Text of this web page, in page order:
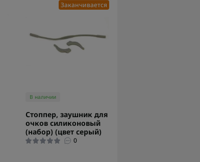
Заканчивается
В наличии
Стоппер, заушник для
очков силиконовый
(набор) (цвет серый)
0